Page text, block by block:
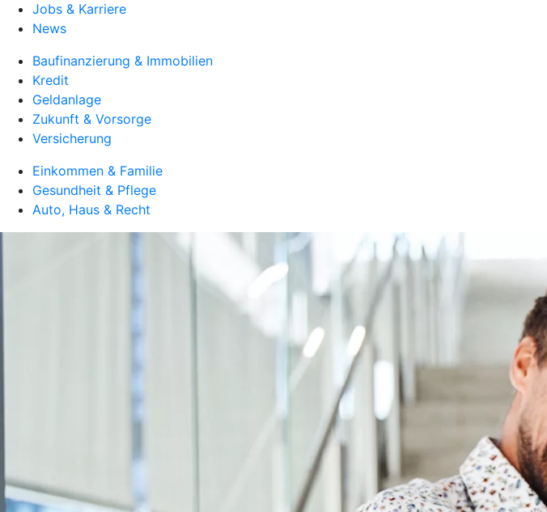
Jobs & Karriere
News
Baufinanzierung & Immobilien
Kredit
Geldanlage
Zukunft & Vorsorge
Versicherung
Einkommen & Familie
Gesundheit & Pflege
Auto, Haus & Recht